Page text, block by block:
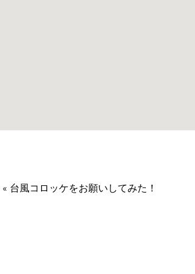
« 台風コロッケをお願いしてみた！